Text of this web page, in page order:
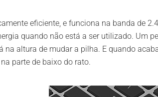
eficiente, e funciona na banda de
quando não está a ser utilizado. Um
na altura de mudar a pilha. E quando
parte de baixo do rato.